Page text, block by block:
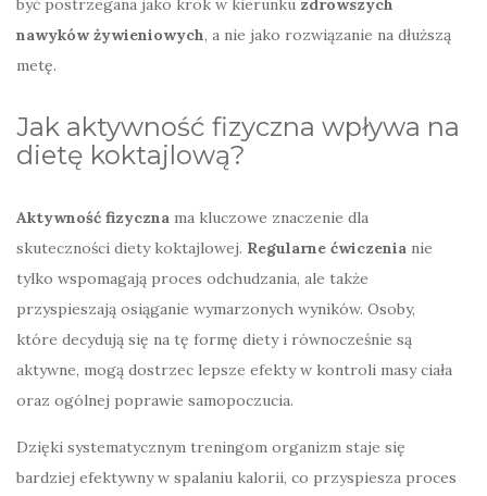
być postrzegana jako krok w kierunku zdrowszych
nawyków żywieniowych, a nie jako rozwiązanie na dłuższą
metę.
Jak aktywność fizyczna wpływa na
dietę koktajlową?
Aktywność fizyczna ma kluczowe znaczenie dla
skuteczności diety koktajlowej. Regularne ćwiczenia nie
tylko wspomagają proces odchudzania, ale także
przyspieszają osiąganie wymarzonych wyników. Osoby,
które decydują się na tę formę diety i równocześnie są
aktywne, mogą dostrzec lepsze efekty w kontroli masy ciała
oraz ogólnej poprawie samopoczucia.
Dzięki systematycznym treningom organizm staje się
bardziej efektywny w spalaniu kalorii, co przyspiesza proces